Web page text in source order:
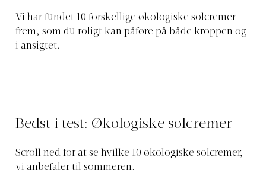
Vi har fundet 10 forskellige økologiske solcremer
frem, som du roligt kan påføre på både kroppen og
i ansigtet.
Bedst i test: Økologiske solcremer
Scroll ned for at se hvilke 10 økologiske solcremer,
vi anbefaler til sommeren.